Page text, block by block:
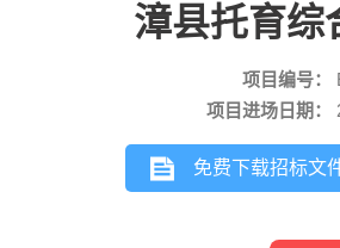
漳县托育综
项目编号：
项目进场日期：
免费下载招标文